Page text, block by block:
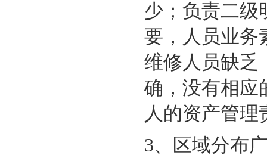
少；负责二级
要，人员业务
维修人员缺乏
确，没有相应
人的资产管理
3、
区域分布